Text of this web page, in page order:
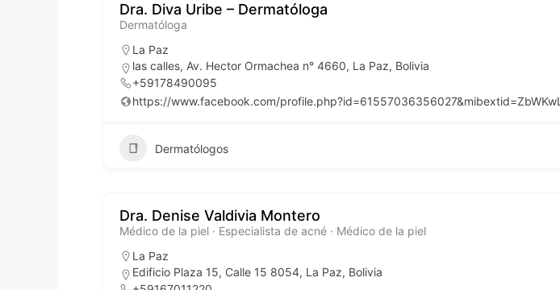
Dra. Diva Uribe – Dermatóloga
Dermatóloga
La Paz
las calles, Av. Hector Ormachea n° 4660, La Paz, Bolivia
+59178490095
https://www.facebook.com/profile.php?id=61557036356027&mibextid=ZbWKwL
Dermatólogos
Dra. Denise Valdivia Montero
Médico de la piel · Especialista de acné · Médico de la piel
La Paz
Edificio Plaza 15, Calle 15 8054, La Paz, Bolivia